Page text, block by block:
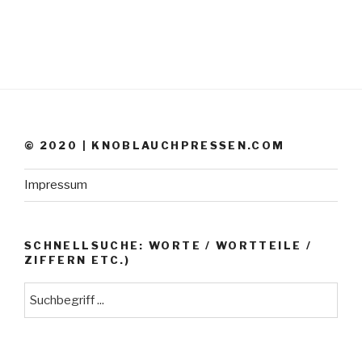
© 2020 | KNOBLAUCHPRESSEN.COM
Impressum
SCHNELLSUCHE: WORTE / WORTTEILE /
ZIFFERN ETC.)